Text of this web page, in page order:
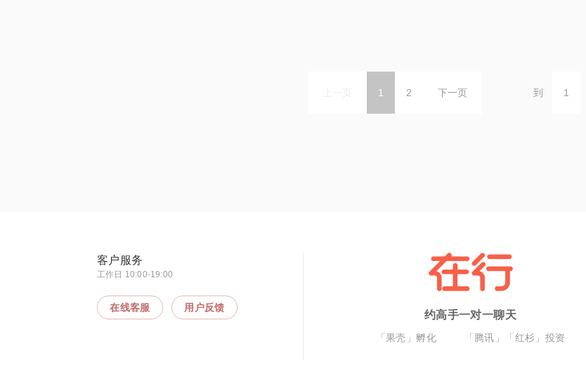
1 2 下一页 到
客户服务
工作日 10:00-19:00
在线客服 用户反馈
约高手一对一聊天
「果壳」孵化 「腾讯」「红杉」投资